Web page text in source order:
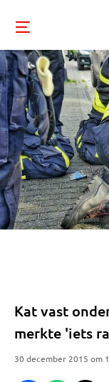
Kat vast
merkte 'iets
30 december 2015 om